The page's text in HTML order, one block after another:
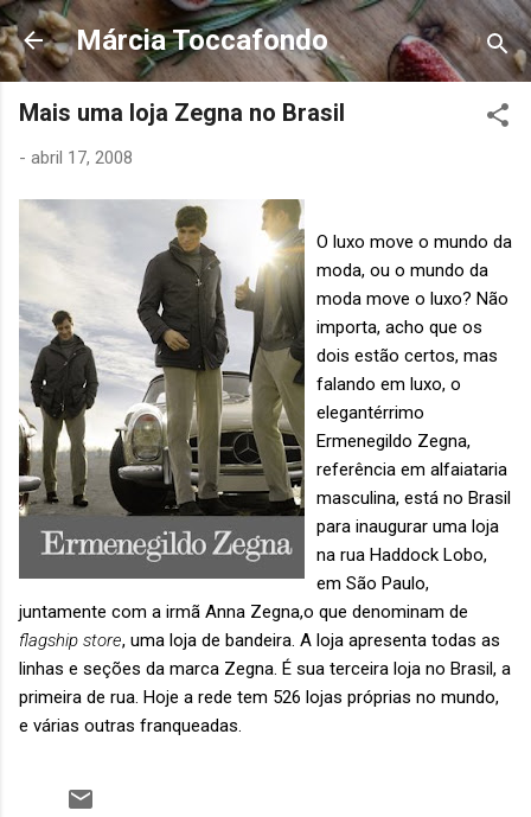
Pular para o conteúdo principal
Márcia Toccafondo
Mais uma loja Zegna no Brasil
- abril 17, 2008
O luxo move o mundo da
moda, ou o mundo da
moda move o luxo? Não
importa, acho que os
dois estão certos, mas
falando em luxo, o
elegantérrimo
Ermenegildo Zegna,
referência em alfaiataria
masculina, está no Brasil
para inaugurar uma loja
na rua Haddock Lobo,
em São Paulo,
juntamente com a irmã Anna Zegna,o que denominam de
flagship store, uma loja de bandeira. A loja apresenta todas as
linhas e seções da marca Zegna. É sua terceira loja no Brasil, a
primeira de rua. Hoje a rede tem 526 lojas próprias no mundo,
e várias outras franqueadas.